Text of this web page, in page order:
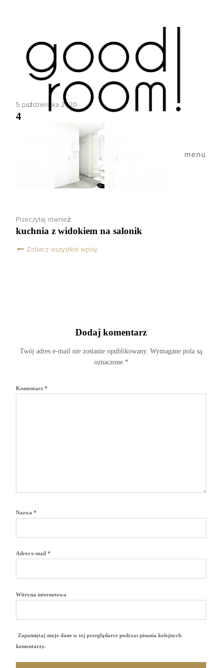
menu
5 października 2020
4
Przeczytaj również
kuchnia z widokiem na salonik
Zobacz wszystkie wpisy
Dodaj komentarz
Twój adres e-mail nie zostanie opublikowany. Wymagane pola są
oznaczone *
Komentarz *
Nazwa *
Adres e-mail *
Witryna internetowa
Zapamiętaj moje dane w tej przeglądarce podczas pisania kolejnych
komentarzy.